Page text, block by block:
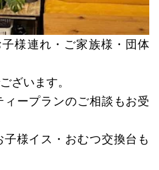
様連れ・ご家族様・団体
ざいます。
ープランのご相談もお受
様イス・おむつ交換台も